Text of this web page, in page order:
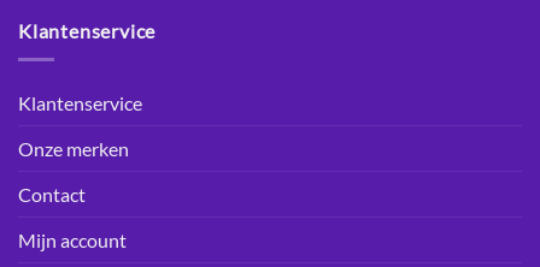
Klantenservice
Klantenservice
Onze merken
Contact
Mijn account